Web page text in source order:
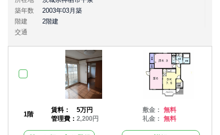
築年数
2003年03月築
階建
2階建
交通
1階
賃料：
5万円
管理費： 2,200円
敷金：無料
礼金：無料